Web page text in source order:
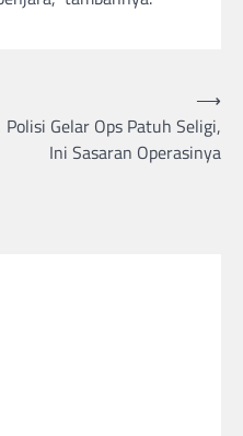
Polisi Gelar Ops Patuh Seligi,
Ini Sasaran Operasinya
⟶